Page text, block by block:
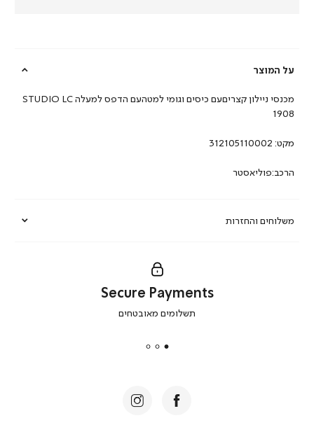
על המוצר
משלוחים והחזרות
מכנסי ניילון קצריםעם כיסים וגומי למטהעם הדפס למעלה STUDIO LC
1908
מקט: 312105110002
הרכב:פוליאסטר
secure
|
Secure Payments
תשלומים מאובטחים